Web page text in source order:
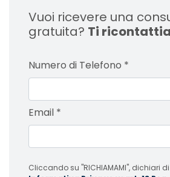
Vuoi ricevere una
gratuita? Ti
Numero di Telefono *
Email *
Cliccando su "RICHIAMAMI", dichiari